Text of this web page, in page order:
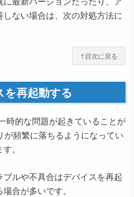
しない場合は、次の対処方法に
↑目次に戻る
再起動する
時的な問題が起きていることが
が頻繁に落ちるようになってい
。
ルや不具合はデバイスを再起
合が多いです。